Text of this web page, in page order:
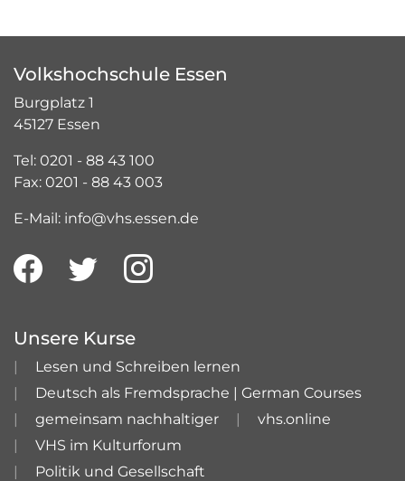
Volkshochschule Essen
Burgplatz 1
45127 Essen
Tel: 0201 - 88 43 100
Fax: 0201 - 88 43 003
E-Mail: info@vhs.essen.de
Unsere Kurse
Lesen und Schreiben lernen
Deutsch als Fremdsprache | German Courses
gemeinsam nachhaltiger
vhs.online
VHS im Kulturforum
Politik und Gesellschaft